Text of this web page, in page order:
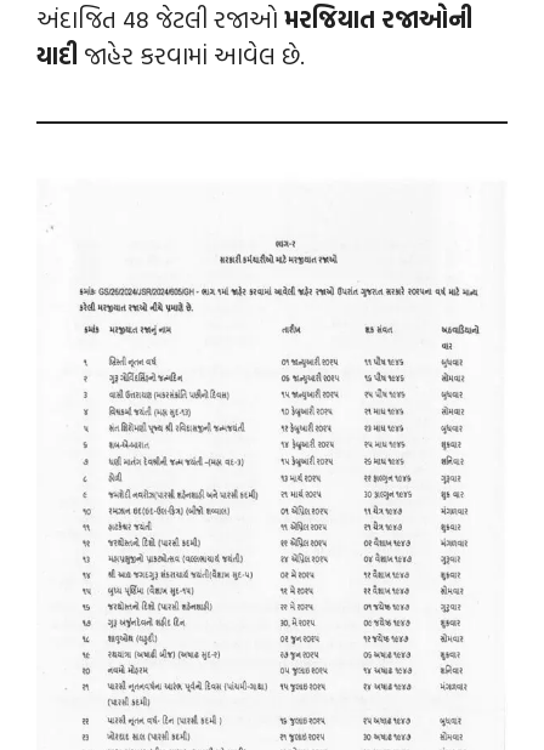
અંદાજિત 48 જેટલી રજાઓ મરજિયાત રજાઓની
યાદી જાહેર કરવામાં આવેલ છે.